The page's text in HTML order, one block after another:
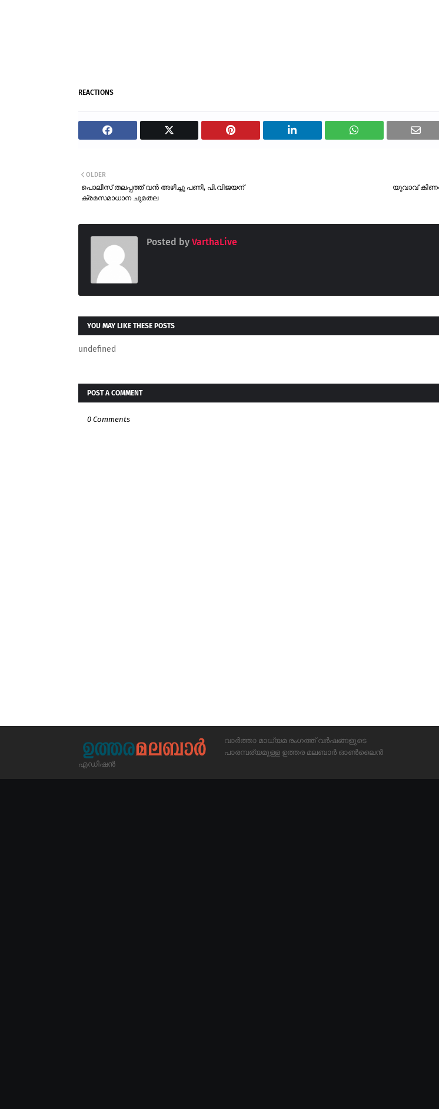
REACTIONS
യുവാവ്
OLDER
പൊലീസ് തലപ്പത്ത് വൻ അഴിച്ചു പണി, പി.വിജയന്
ക്രമസമാധാന ചുമതല
Posted by VarthaLive
YOU MAY LIKE THESE POSTS
undefined
POST A COMMENT
0 Comments
വാർത്താ മാധ്യമ രംഗത്ത് വർഷങ്ങളുടെ
പാരമ്പര്യമുള്ള ഉത്തര മലബാർ ഓൺലൈൻ
എഡിഷൻ